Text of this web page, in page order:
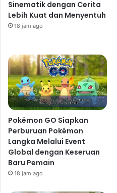
Sinematik dengan Cerita
Lebih Kuat dan Menyentuh
18 jam ago
Pokémon GO Siapkan
Perburuan Pokémon
Langka Melalui Event
Global dengan Keseruan
Baru Pemain
18 jam ago